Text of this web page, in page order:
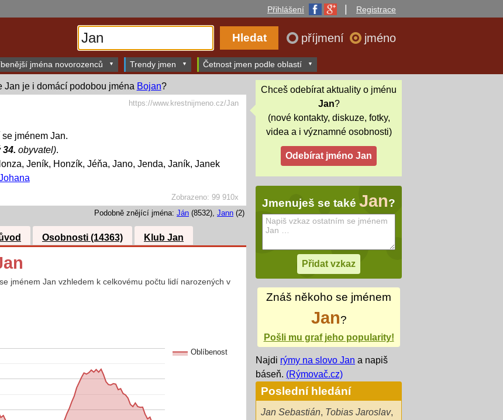
Přihlášení Registrace
příjmení jméno
jména novorozenců Trendy jmen Četnost jmen podle oblastí
Jan je i domácí podobou jména Bojan?
Zobrazeno: 99 910x
jménem Jan.
34. obyvatel).
Jeník, Honzík, Jéňa, Jano, Jenda, Janík, Janek
https://www.krestnijmeno.cz/Jan
Podobně znějící jména: Ján (8532), Jann (2)
Osobnosti (14363) Klub Jan
jménem Jan vzhledem k celkovému počtu lidí narozených v
Oblíbenost
Chceš odebírat aktuality o jménu
Jan?
(nové kontakty, diskuze, fotky,
videa a i významné osobnosti)
Jmenuješ se také Jan?
Znáš někoho se jménem
Jan?
Pošli mu graf jeho popularity!
Najdi rýmy na slovo Jan a napiš
báseň. (Rýmovač.cz)
Poslední hledání
Jan Sebastián, Tobias Jaroslav,